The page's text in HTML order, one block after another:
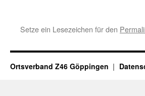
Setze ein Lesezeichen für den
Ortsverband Z46 Göppingen